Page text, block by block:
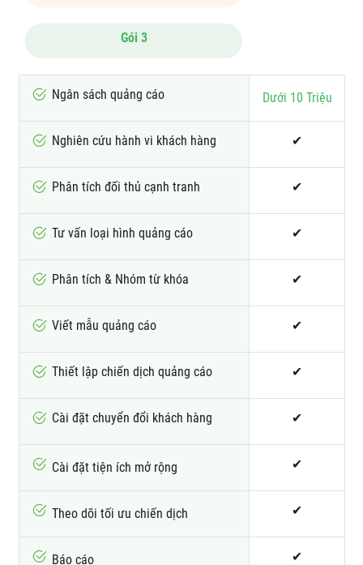
Gói 3
Ngân sách quảng cáo Dưới 10 Triệu
Nghiên cứu hành vi khách hàng ✔
Phân tích đối thủ cạnh tranh ✔
Tư vấn loại hình quảng cáo ✔
Phân tích & Nhóm từ khóa ✔
Viết mẫu quảng cáo ✔
Thiết lập chiến dịch quảng cáo ✔
Cài đặt chuyển đổi khách hàng ✔
Cài đặt tiện ích mở rộng ✔
Theo dõi tối ưu chiến dịch ✔
Báo cáo ✔